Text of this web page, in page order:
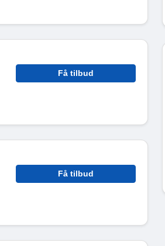
Få tilbud
Få tilbud